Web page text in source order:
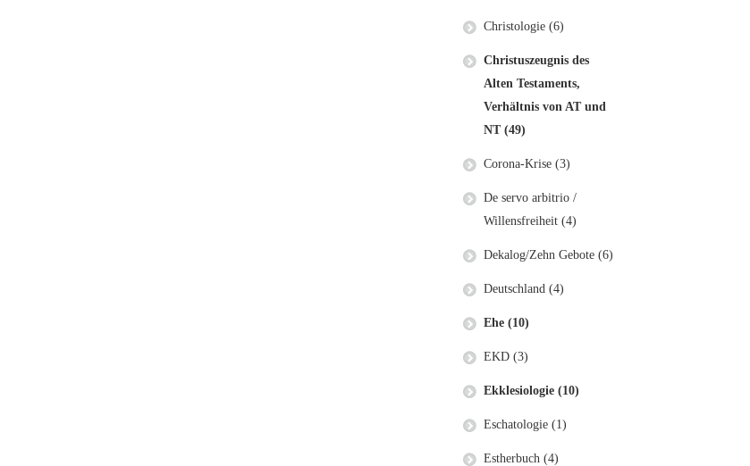
Christologie (6)
Christuszeugnis des
Alten Testaments,
Verhältnis von AT und
NT (49)
Corona-Krise (3)
De servo arbitrio /
Willensfreiheit (4)
Dekalog/Zehn Gebote (6)
Deutschland (4)
Ehe (10)
EKD (3)
Ekklesiologie (10)
Eschatologie (1)
Estherbuch (4)